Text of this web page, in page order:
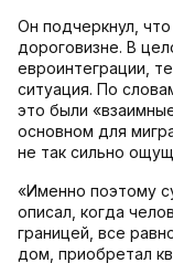
Он подчеркнул,
дороговизне. В
евроинтеграции,
ситуация. По
это были
основном для
не так сильно
«Именно поэтому
описал, когда
границей, все
дом, приобретал